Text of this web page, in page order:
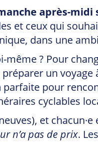
après-
et ceux qui
dans une
même ? Pour
un
parfaite pour
cyclables
et
n’a pas de prix.